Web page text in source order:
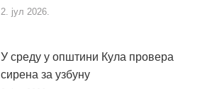
2. јул 2026.
У среду у општини Кула провера
сирена за узбуну